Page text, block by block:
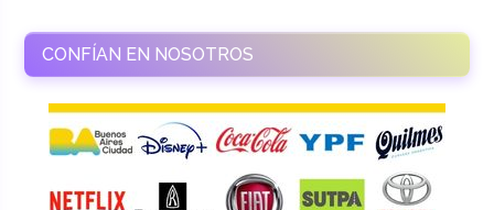
RAMASSO PRODUCTORA